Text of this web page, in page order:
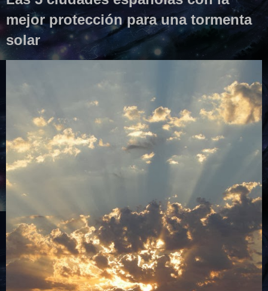
mejor protección para una tormenta
solar